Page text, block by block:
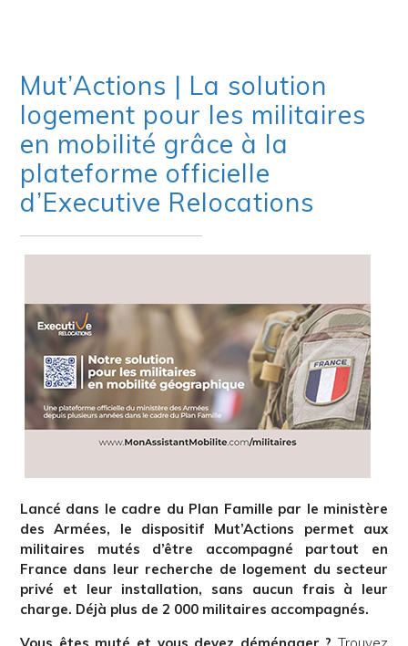
Mut’Actions | La solution
logement pour les militaires
en mobilité grâce à la
plateforme officielle
d’Executive Relocations
Lancé dans le cadre du Plan Famille par le ministère
des Armées, le dispositif Mut’Actions permet aux
militaires mutés d’être accompagné partout en
France dans leur recherche de logement du secteur
privé et leur installation, sans aucun frais à leur
charge. Déjà plus de 2 000 militaires accompagnés.
Vous êtes muté et vous devez déménager ? Trouvez